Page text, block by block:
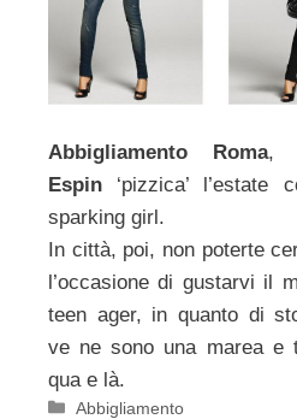
Abbigliamento Roma
Espin ‘pizzica’ l’estate
sparking girl.
In città, poi, non poterte
l’occasione di gustarvi il
teen ager, in quanto di
ve ne sono una marea e
qua e là.
Categorie
Abbigliamento